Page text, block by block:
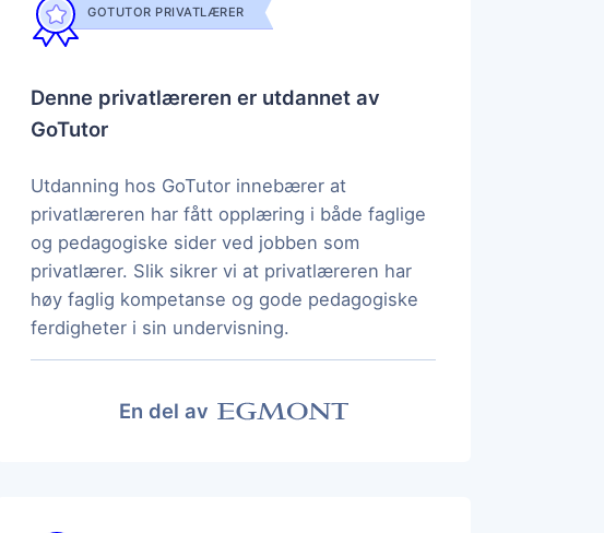
GOTUTOR PRIVATLÆRER
Denne privatlæreren er utdannet av
GoTutor
Utdanning hos GoTutor innebærer at
privatlæreren har fått opplæring i både faglige
og pedagogiske sider ved jobben som
privatlærer. Slik sikrer vi at privatlæreren har
høy faglig kompetanse og gode pedagogiske
ferdigheter i sin undervisning.
En del av